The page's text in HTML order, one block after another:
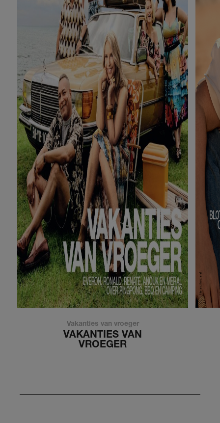
Vakanties van vroeger
VAKANTIES VAN
VROEGER